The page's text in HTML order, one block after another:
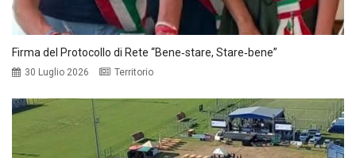
Firma del Protocollo di Rete “Bene‑stare, Stare‑bene”
30 Luglio 2026 Territorio